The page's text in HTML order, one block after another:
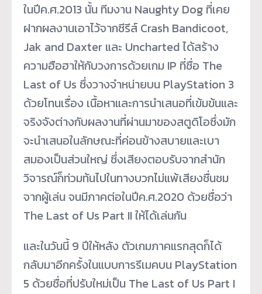
ในปีค.ศ.2013 นั้น ทีมงาน Naughty Dog ที่เคย
ฝากผลงานเอาไว้จากซีรีส์ Crash Bandicoot,
Jak and Daxter และ Uncharted ได้สร้าง
ความฮือฮาให้กับวงการด้วยเกม IP ที่ชื่อ The
Last of Us ซึ่งวางจำหน่ายบน PlayStation 3
ด้วยโทนเรื่อง เนื้อหาและการนำเสนอที่เข้มข้นและ
จริงจังต่างกับผลงานที่ผ่านมาของสตูดิโอซึ่งมัก
จะนำเสนอในลักษณะที่ค่อนข้างสบายและเบา
สมองเป็นส่วนใหญ่ ซึ่งเสียงตอบรับจากสำนัก
วิจารณ์ก็ท่วมท้นไปในทางบวกไม่แพ้เสียงชื่นชม
จากผู้เล่น จนมีภาคต่อในปีค.ศ.2020 ด้วยชื่อว่า
The Last of Us Part II ให้ได้เล่นกัน
และในวันนี้ 9 ปีให้หลัง ตัวเกมภาคแรกสุดก็ได้
กลับมาอีกครั้งในแบบการรีเมคบน PlayStation
5 ด้วยชื่อที่ปรับใหม่เป็น The Last of Us Part I